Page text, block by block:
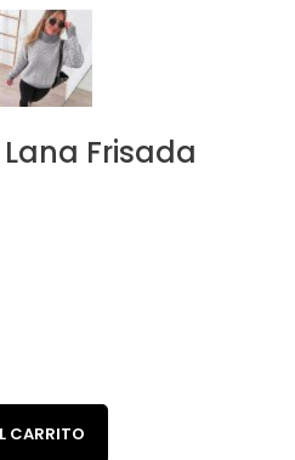
Frisada
CARRITO